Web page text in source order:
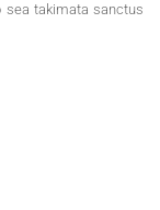
sea takimata sanctus